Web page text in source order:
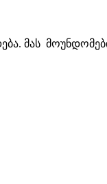
მას